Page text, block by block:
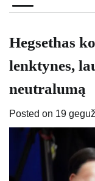
Hegsethas
lenktynes,
neutralumą
Posted on 19